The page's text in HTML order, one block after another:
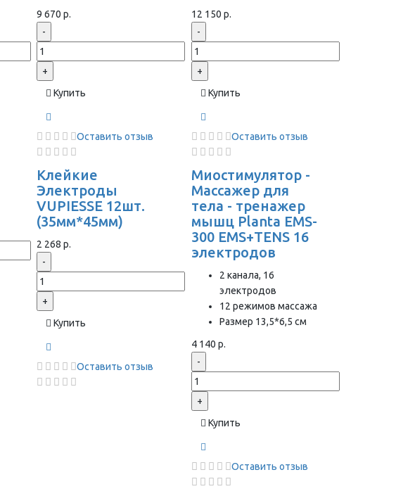
9 670 р.
-
+
Купить
Оставить отзыв
12 150 р.
-
+
Купить
Оставить отзыв
Клейкие
Электроды
VUPIESSE 12шт.
(35мм*45мм)
2 268 р.
-
+
Купить
Оставить отзыв
Миостимулятор -
Массажер для
тела - тренажер
мышц Planta EMS-
300 EMS+TENS 16
электродов
2 канала, 16
электродов
12 режимов массажа
Размер 13,5*6,5 см
4 140 р.
-
+
Купить
Оставить отзыв